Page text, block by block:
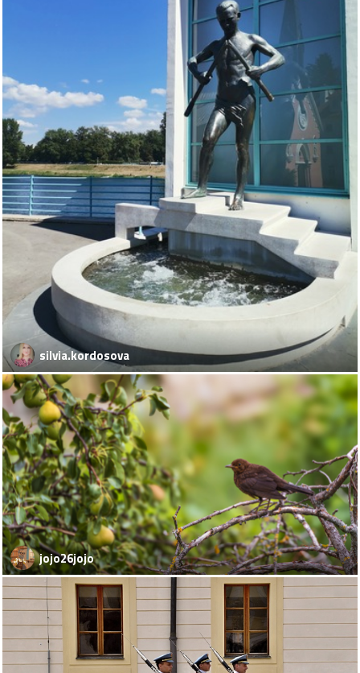
silvia.kordosova
jojo26jojo